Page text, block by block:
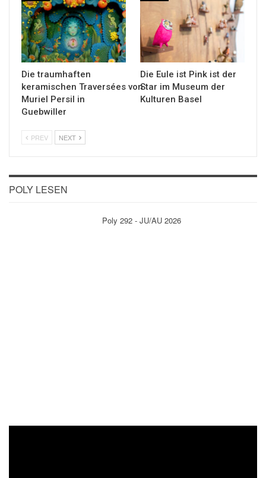
Die traumhaften
keramischen Traversées von
Muriel Persil in
Guebwiller
Die Eule ist Pink ist der
Star im Museum der
Kulturen Basel
PREV NEXT
POLY LESEN
Poly 292 - JU/AU 2026